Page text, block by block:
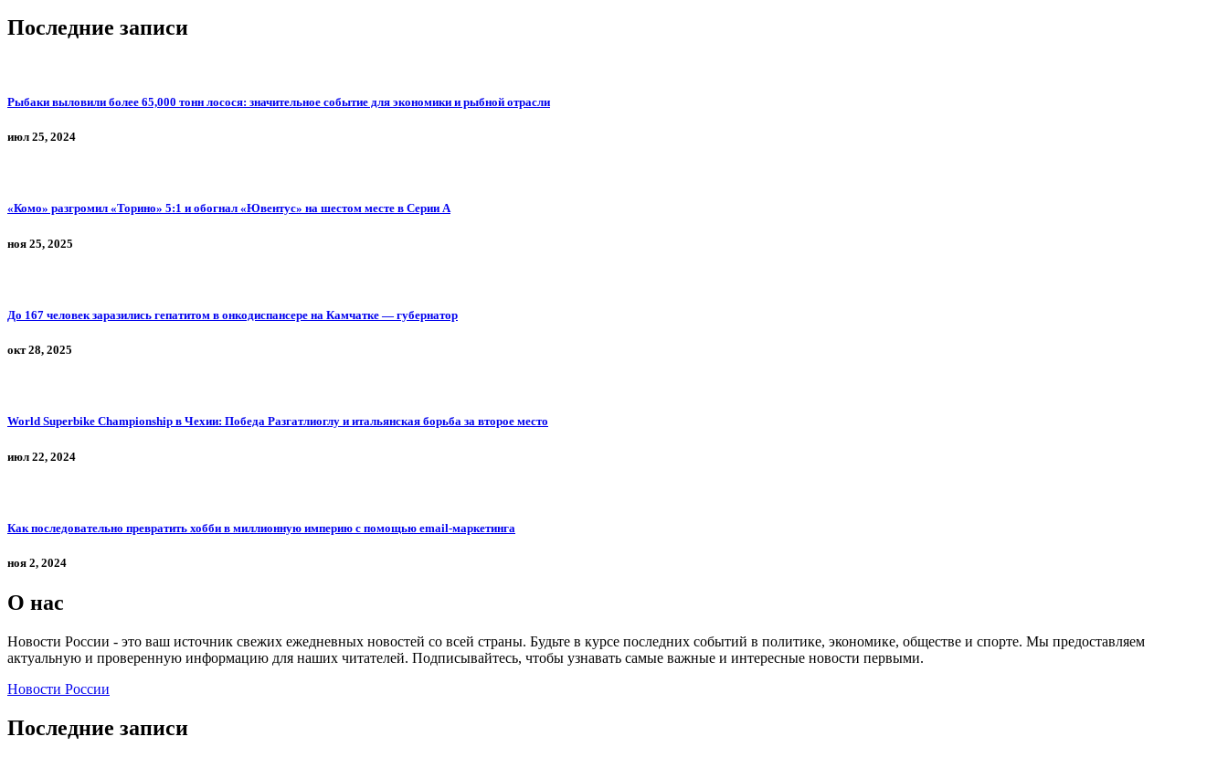
Последние записи
Рыбаки выловили более 65,000 тонн лосося: значительное событие для экономики и рыбной отрасли
июл 25, 2024
«Комо» разгромил «Торино» 5:1 и обогнал «Ювентус» на шестом месте в Серии А
ноя 25, 2025
До 167 человек заразились гепатитом в онкодиспансере на Камчатке — губернатор
окт 28, 2025
World Superbike Championship в Чехии: Победа Разгатлиоглу и итальянская борьба за второе место
июл 22, 2024
Как последовательно превратить хобби в миллионную империю с помощью email-маркетинга
ноя 2, 2024
О нас
Новости России - это ваш источник свежих ежедневных новостей со всей страны. Будьте в курсе последних событий в политике, экономике, обществе и спорте. Мы предоставляем
актуальную и проверенную информацию для наших читателей. Подписывайтесь, чтобы узнавать самые важные и интересные новости первыми.
Новости России
Последние записи